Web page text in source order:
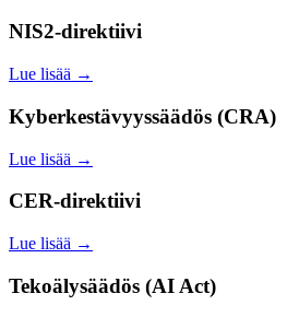
NIS2-direktiivi
Lue lisää →
Kyberkestävyyssäädös (CRA)
Lue lisää →
CER-direktiivi
Lue lisää →
Tekoälysäädös (AI Act)